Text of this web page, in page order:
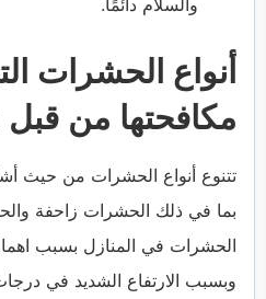
أنواع الحشرات
مكافحتها من قبل
تتنوع أنواع الحشرات من حيث
بما في ذلك الحشرات زاحفة
الحشرات في المنازل بسبب
وبسبب الارتفاع الشديد في